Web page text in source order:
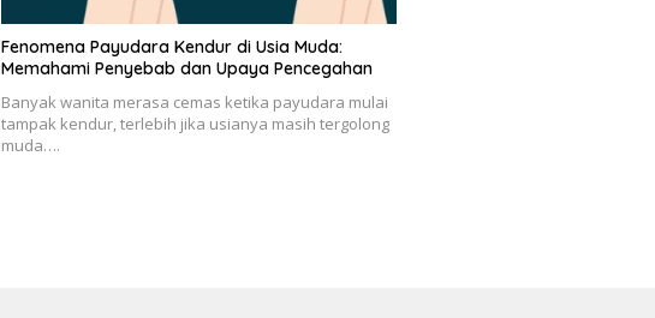
Fenomena Payudara Kendur di Usia Muda:
Memahami Penyebab dan Upaya Pencegahan
Banyak wanita merasa cemas ketika payudara mulai
tampak kendur, terlebih jika usianya masih tergolong
muda….